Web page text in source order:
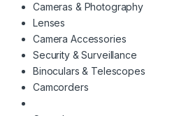
Cameras & Photography
Lenses
Camera Accessories
Security & Surveillance
Binoculars & Telescopes
Camcorders